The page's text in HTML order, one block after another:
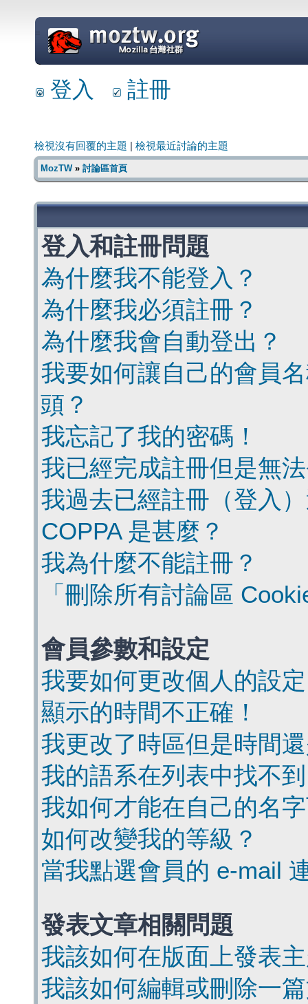
=
登入 註冊
檢視沒有回覆的主題 檢視最近討論的主題
MozTW» 討論區首頁
登入和註冊問題
為什麼我不能登入？
為什麼我必須註冊？
為什麼我會自動登出？
我要如何讓自己的會員
頭？
我忘記了我的密碼！
我已經完成註冊但是無
我過去已經註冊（登入
COPPA 是甚麼？
我為什麼不能註冊？
「刪除所有討論區
會員參數和設定
我要如何更改個人的設
顯示的時間不正確！
我更改了時區但是時間
我的語系在列表中找不
我如何才能在自己的名
如何改變我的等級？
當我點選會員的 e-mail
發表文章相關問題
我該如何在版面上發表
我該如何編輯或刪除一